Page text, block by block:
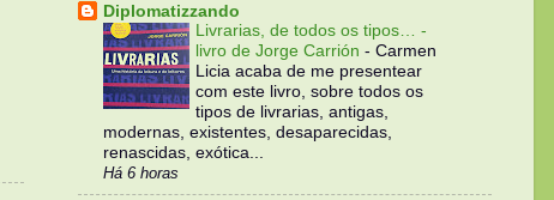
Diplomatizzando
Livrarias, de todos os tipos… -
livro de Jorge Carrión - Carmen
Licia acaba de me presentear
com este livro, sobre todos os
tipos de livrarias, antigas,
modernas, existentes, desaparecidas,
renascidas, exótica...
Há 6 horas